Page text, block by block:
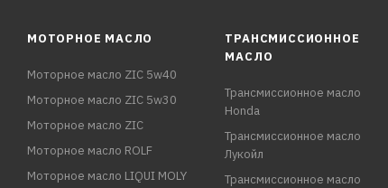
МОТОРНОЕ МАСЛО
Моторное масло ZIC 5w40
Моторное масло ZIC 5w30
Моторное масло ZIC
Моторное масло ROLF
Моторное масло LIQUI MOLY
ТРАНСМИССИОННОЕ
МАСЛО
Трансмиссионное масло
Honda
Трансмиссионное масло
Лукойл
Трансмиссионное масло